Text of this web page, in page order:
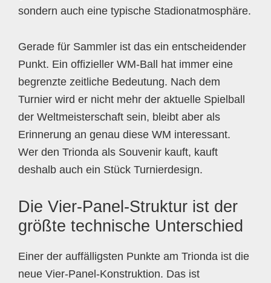
sondern auch eine typische Stadionatmosphäre.
Gerade für Sammler ist das ein entscheidender
Punkt. Ein offizieller WM-Ball hat immer eine
begrenzte zeitliche Bedeutung. Nach dem
Turnier wird er nicht mehr der aktuelle Spielball
der Weltmeisterschaft sein, bleibt aber als
Erinnerung an genau diese WM interessant.
Wer den Trionda als Souvenir kauft, kauft
deshalb auch ein Stück Turnierdesign.
Die Vier-Panel-Struktur ist der
größte technische Unterschied
Einer der auffälligsten Punkte am Trionda ist die
neue Vier-Panel-Konstruktion. Das ist